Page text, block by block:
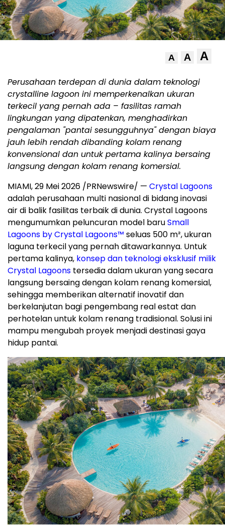
A A A
Perusahaan terdepan di dunia dalam teknologi
crystalline lagoon ini memperkenalkan ukuran
terkecil yang pernah ada – fasilitas ramah
lingkungan yang dipatenkan, menghadirkan
pengalaman "pantai sesungguhnya" dengan biaya
jauh lebih rendah dibanding kolam renang
konvensional dan untuk pertama kalinya bersaing
langsung dengan kolam renang komersial.
MIAMI,29 Mei 2026 /PRNewswire/ — Crystal Lagoons
adalah perusahaan multi nasional di bidang inovasi
air di balik fasilitas terbaik di dunia. Crystal Lagoons
mengumumkan peluncuran model baruSmall
Lagoons by Crystal Lagoons™ seluas 500 m², ukuran
laguna terkecil yang pernah ditawarkannya. Untuk
pertama kalinya, konsep dan teknologi eksklusif milik
Crystal Lagoons tersedia dalam ukuran yang secara
langsung bersaing dengan kolam renang komersial,
sehingga memberikan alternatif inovatif dan
berkelanjutan bagi pengembang real estat dan
perhotelan untuk kolam renang tradisional. Solusi ini
mampu mengubah proyek menjadi destinasi gaya
hidup pantai.